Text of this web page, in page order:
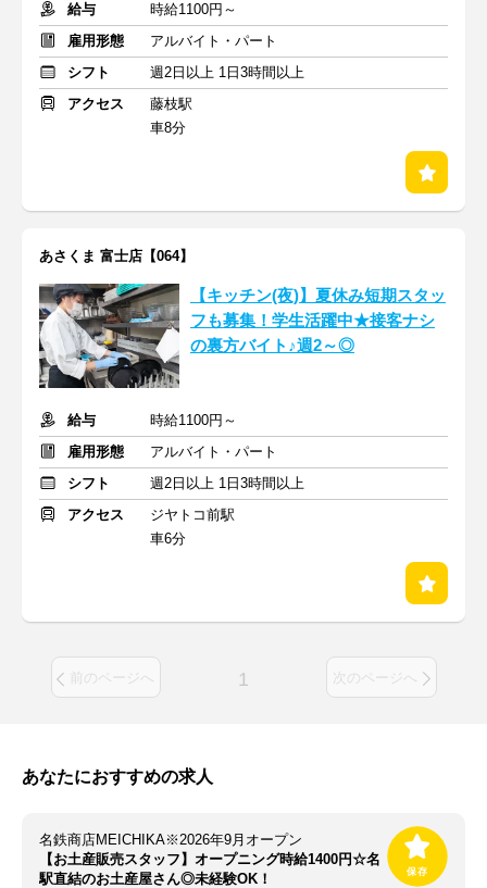
給与
時給1100円～
雇用形態
アルバイト・パート
シフト
週2日以上 1日3時間以上
アクセス
藤枝駅
車8分
あさくま 富士店【064】
【キッチン(夜)】夏休み短期スタッ
フも募集！学生活躍中★接客ナシ
の裏方バイト♪週2～◎
給与
時給1100円～
雇用形態
アルバイト・パート
シフト
週2日以上 1日3時間以上
アクセス
ジヤトコ前駅
車6分
前のページへ 1 次のページへ
あなたにおすすめの求人
名鉄商店MEICHIKA※2026年9月オープン
【お土産販売スタッフ】オープニング時給1400円☆名
駅直結のお土産屋さん◎未経験OK！